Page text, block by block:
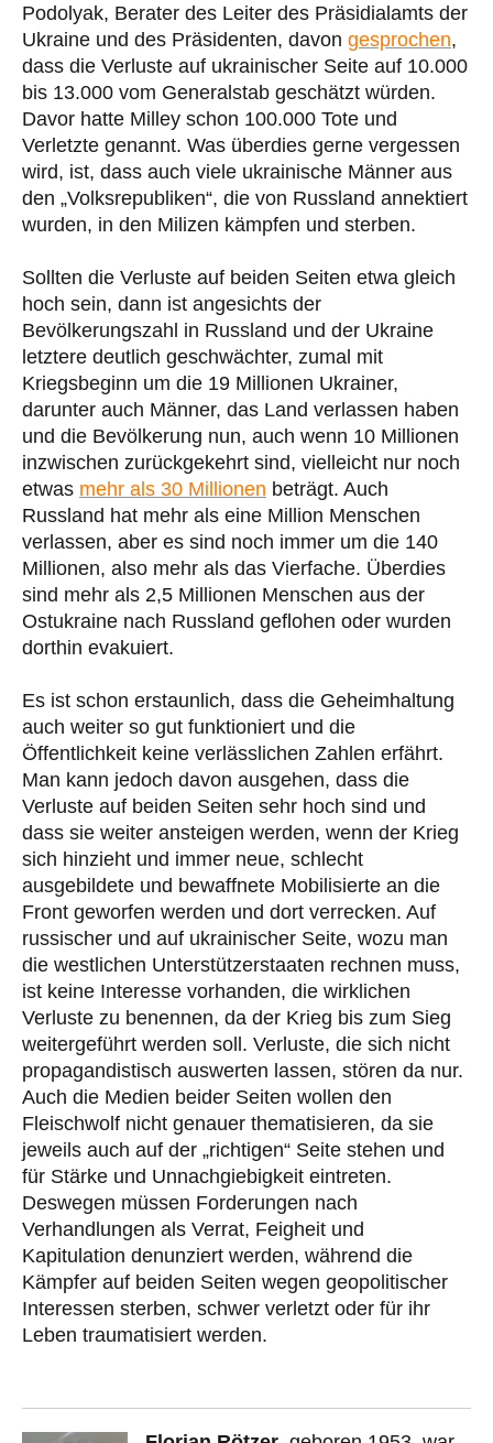
Podolyak, Berater des Leiter des Präsidialamts der
Ukraine und des Präsidenten, davon gesprochen,
dass die Verluste auf ukrainischer Seite auf 10.000
bis 13.000 vom Generalstab geschätzt würden.
Davor hatte Milley schon 100.000 Tote und
Verletzte genannt. Was überdies gerne vergessen
wird, ist, dass auch viele ukrainische Männer aus
den „Volksrepubliken“, die von Russland annektiert
wurden, in den Milizen kämpfen und sterben.
Sollten die Verluste auf beiden Seiten etwa gleich
hoch sein, dann ist angesichts der
Bevölkerungszahl in Russland und der Ukraine
letztere deutlich geschwächter, zumal mit
Kriegsbeginn um die 19 Millionen Ukrainer,
darunter auch Männer, das Land verlassen haben
und die Bevölkerung nun, auch wenn 10 Millionen
inzwischen zurückgekehrt sind, vielleicht nur noch
etwas mehr als 30 Millionen beträgt. Auch
Russland hat mehr als eine Million Menschen
verlassen, aber es sind noch immer um die 140
Millionen, also mehr als das Vierfache. Überdies
sind mehr als 2,5 Millionen Menschen aus der
Ostukraine nach Russland geflohen oder wurden
dorthin evakuiert.
Es ist schon erstaunlich, dass die Geheimhaltung
auch weiter so gut funktioniert und die
Öffentlichkeit keine verlässlichen Zahlen erfährt.
Man kann jedoch davon ausgehen, dass die
Verluste auf beiden Seiten sehr hoch sind und
dass sie weiter ansteigen werden, wenn der Krieg
sich hinzieht und immer neue, schlecht
ausgebildete und bewaffnete Mobilisierte an die
Front geworfen werden und dort verrecken. Auf
russischer und auf ukrainischer Seite, wozu man
die westlichen Unterstützerstaaten rechnen muss,
ist keine Interesse vorhanden, die wirklichen
Verluste zu benennen, da der Krieg bis zum Sieg
weitergeführt werden soll. Verluste, die sich nicht
propagandistisch auswerten lassen, stören da nur.
Auch die Medien beider Seiten wollen den
Fleischwolf nicht genauer thematisieren, da sie
jeweils auch auf der „richtigen“ Seite stehen und
für Stärke und Unnachgiebigkeit eintreten.
Deswegen müssen Forderungen nach
Verhandlungen als Verrat, Feigheit und
Kapitulation denunziert werden, während die
Kämpfer auf beiden Seiten wegen geopolitischer
Interessen sterben, schwer verletzt oder für ihr
Leben traumatisiert werden.